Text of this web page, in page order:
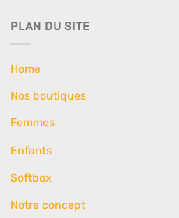
PLAN DU SITE
Home
Nos boutiques
Femmes
Enfants
Softbox
Notre concept